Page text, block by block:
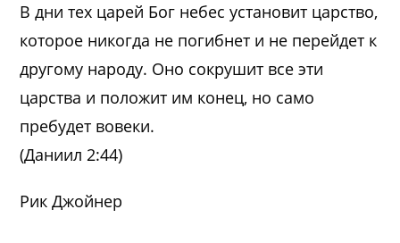
В дни тех царей Бог небес установит царство,
которое никогда не погибнет и не перейдет к
другому народу. Оно сокрушит все эти
царства и положит им конец, но само
пребудет вовеки.
(Даниил 2:44)
Рик Джойнер